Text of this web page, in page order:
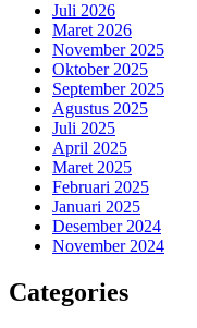
Juli 2026
Maret 2026
November 2025
Oktober 2025
September 2025
Agustus 2025
Juli 2025
April 2025
Maret 2025
Februari 2025
Januari 2025
Desember 2024
November 2024
Categories